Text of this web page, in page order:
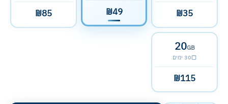
₪35
₪49
₪85
20GB
30 ימים
₪115